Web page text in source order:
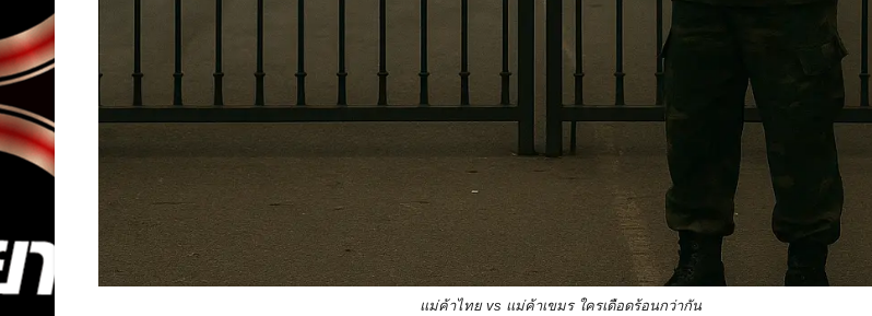
แม่ค้าไทย vs แม่ค้าเขมร ใครเดือดร้อนกว่ากัน